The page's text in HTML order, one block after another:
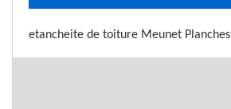
etancheite de toiture Meunet Planches